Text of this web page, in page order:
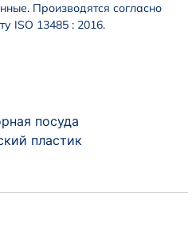
Производятся согласно
ISO 13485 : 2016.
посуда
пластик